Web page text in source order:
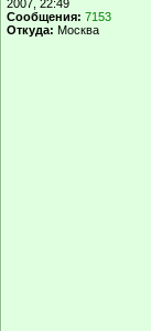
2007, 22:49
Сообщения: 7153
Откуда: Москва